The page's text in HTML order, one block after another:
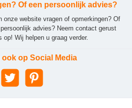
Of een persoonlijk advies?
onze website vragen of opmerkingen? Of
advies? Neem contact gerust
op! Wij helpen u graag verder.
op Social Media